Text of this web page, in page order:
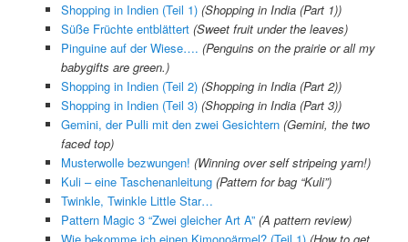
Shopping in Indien (Teil 1) (Shopping in India (Part 1))
Süße Früchte entblättert (Sweet fruit under the leaves)
Pinguine auf der Wiese…. (Penguins on the prairie or all my
babygifts are green.)
Shopping in Indien (Teil 2) (Shopping in India (Part 2))
Shopping in Indien (Teil 3) (Shopping in India (Part 3))
Gemini, der Pulli mit den zwei Gesichtern (Gemini, the two
faced top)
Musterwolle bezwungen! (Winning over self stripeing yarn!)
Kuli – eine Taschenanleitung (Pattern for bag “Kuli”)
Twinkle, Twinkle Little Star…
Pattern Magic 3 “Zwei gleicher Art A” (A pattern review)